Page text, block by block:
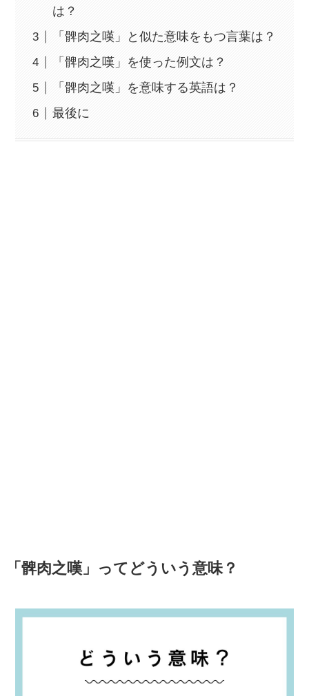
は？
「髀肉之嘆」と似た意味をもつ言葉は？
「髀肉之嘆」を使った例文は？
「髀肉之嘆」を意味する英語は？
最後に
「髀肉之嘆」ってどういう意味？